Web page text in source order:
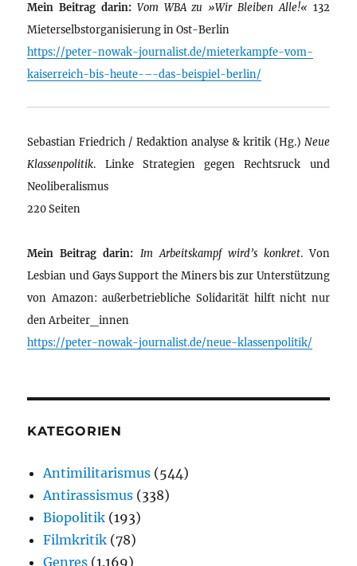
Mein Beitrag darin: Vom WBA zu »Wir Bleiben Alle!« 132
Mieterselbstorganisierung in Ost-Berlin
https://peter-nowak-journalist.de/mieterkampfe-vom-
kaiserreich-bis-heute-–-das-beispiel-berlin/
Sebastian Friedrich / Redaktion analyse & kritik (Hg.) Neue
Klassenpolitik. Linke Strategien gegen Rechtsruck und
Neoliberalismus
220 Seiten
Mein Beitrag darin: Im Arbeitskampf wird’s konkret. Von
Lesbian und Gays Support the Miners bis zur Unterstützung
von Amazon: außerbetriebliche Solidarität hilft nicht nur
den Arbeiter_innen
https://peter-nowak-journalist.de/neue-klassenpolitik/
KATEGORIEN
Antimilitarismus (544)
Antirassismus (338)
Biopolitik (193)
Filmkritik (78)
Genres (1.169)